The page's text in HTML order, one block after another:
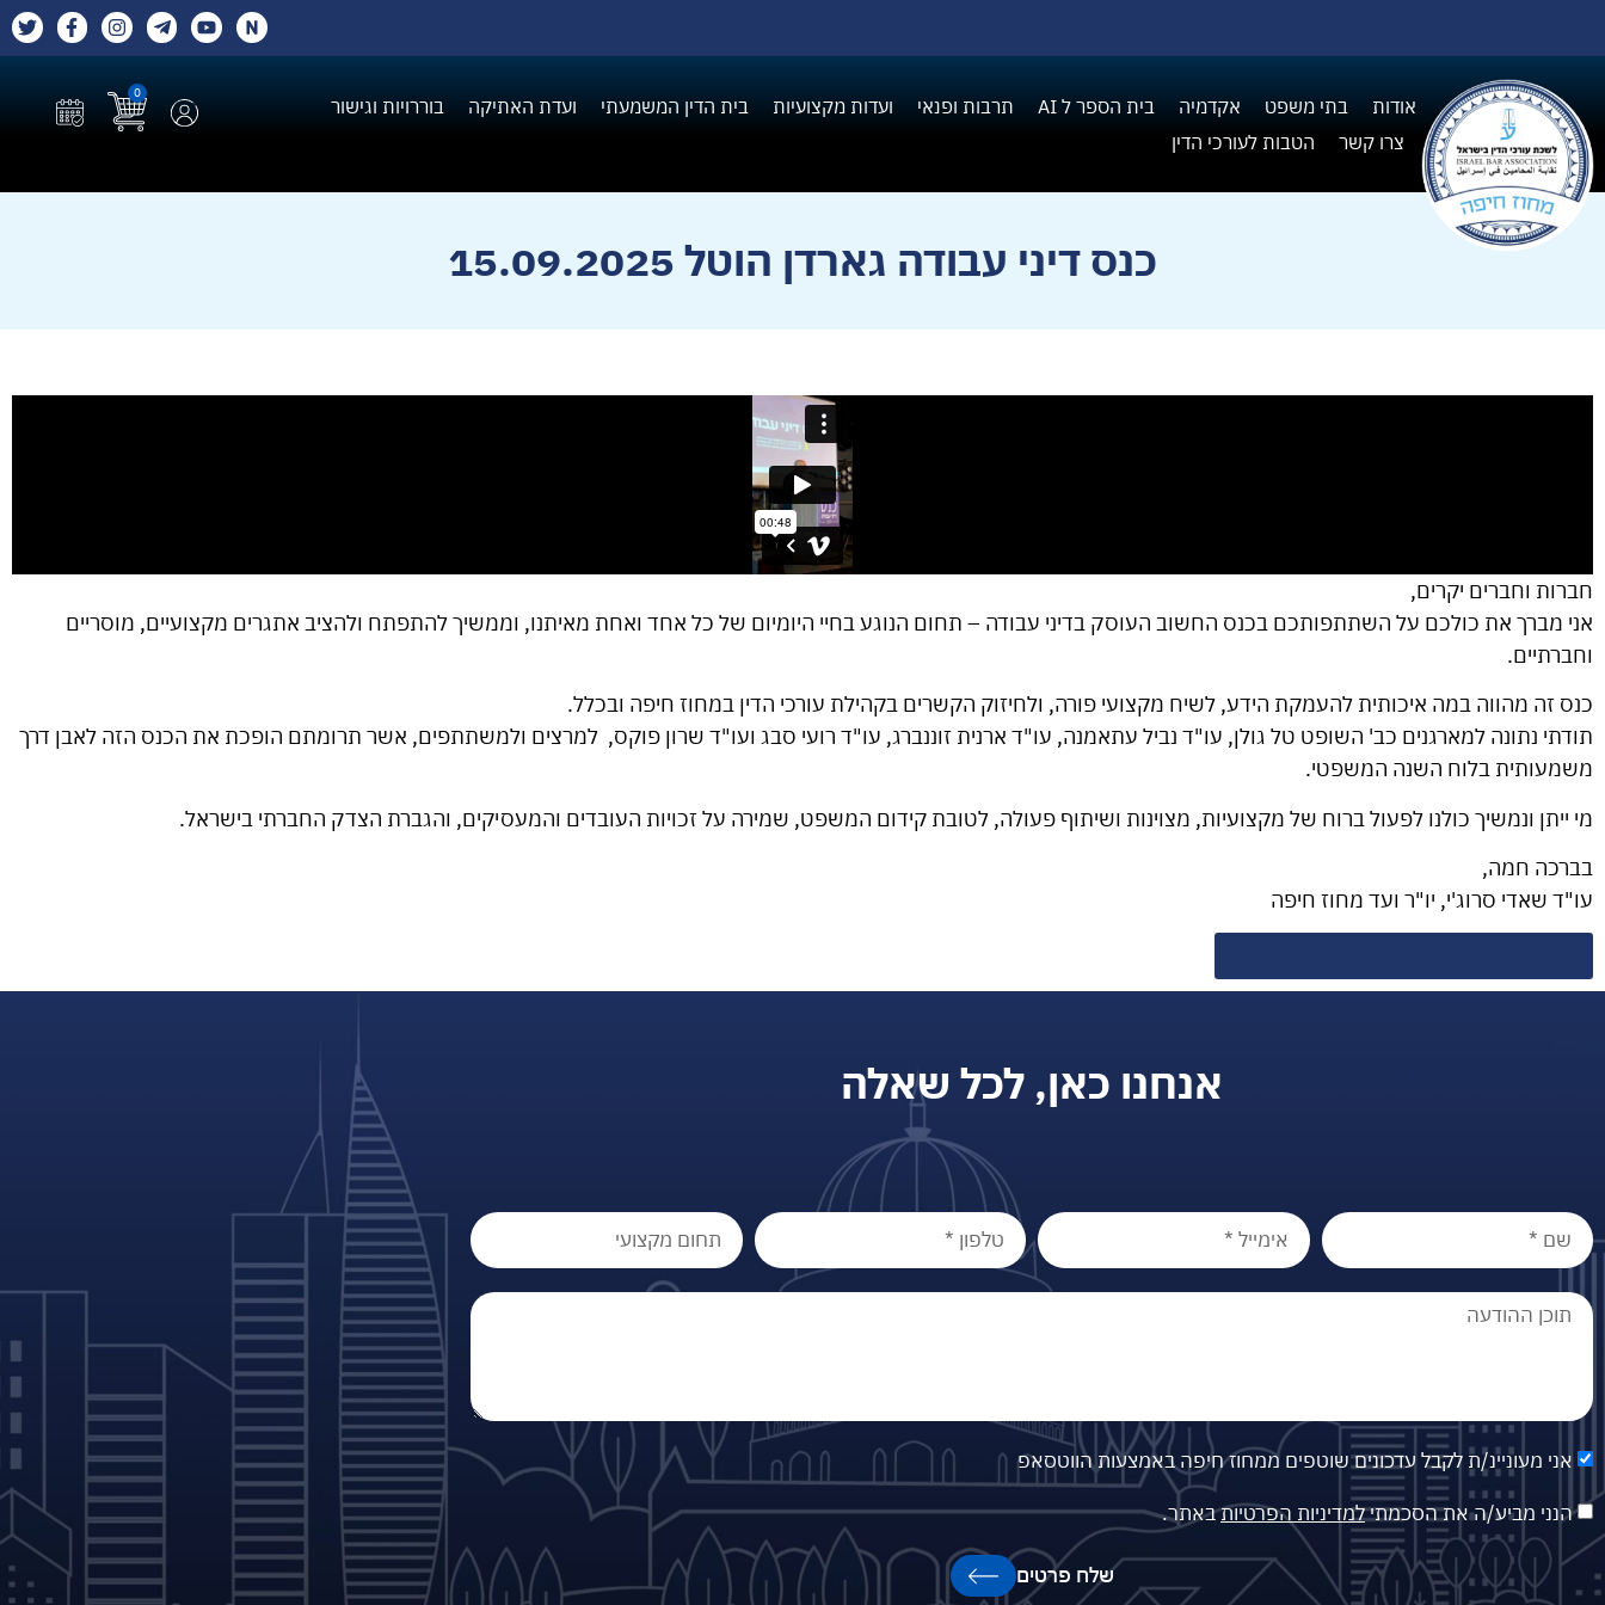
אודות בתי משפט אקדמיה בית הספר ל AI תרבות ופנאי ועדות מקצועיות בית הדין המשמעתי ועדת האתיקה
בוררויות וגישור
צרו קשר
הטבות לעורכי הדין
0
כנס דיני עבודה גארדן הוטל 15.09.2025
חברות וחברים יקרים,
אני מברך את כולכם על השתתפותכם בכנס החשוב העוסק בדיני עבודה – תחום הנוגע בחיי היומיום של כל אחד ואחת מאיתנו, וממשיך להתפתח ולהציב אתגרים מקצועיים, מוסריים
וחברתיים.
כנס זה מהווה במה איכותית להעמקת הידע, לשיח מקצועי פורה, ולחיזוק הקשרים בקהילת עורכי הדין במחוז חיפה ובכלל.
תודתי נתונה למארגנים כב' השופט טל גולן, עו"ד נביל עתאמנה, עו"ד ארנית זוננברג, עו"ד רועי סבג ועו"ד שרון פוקס, למרצים ולמשתתפים, אשר תרומתם הופכת את הכנס הזה לאבן דרך
משמעותית בלוח השנה המשפטי.
מי ייתן ונמשיך כולנו לפעול ברוח של מקצועיות, מצוינות ושיתוף פעולה, לטובת קידום המשפט, שמירה על זכויות העובדים והמעסיקים, והגברת הצדק החברתי בישראל.
בברכה חמה,
עו"ד שאדי סרוג'י, יו"ר ועד מחוז חיפה
אנחנו כאן, לכל שאלה
אני מעוניינ/ת לקבל עדכונים שוטפים ממחוז חיפה באמצעות הווטסאפ
הנני מביע/ה את הסכמתילמדיניות הפרטיותבאתר.
שלח פרטים